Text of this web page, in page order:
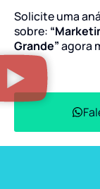
Solicite uma
sobre:
Grande”agora